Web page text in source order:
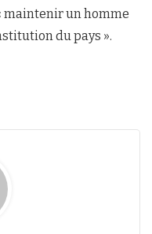
maintenir un homme
du pays ».